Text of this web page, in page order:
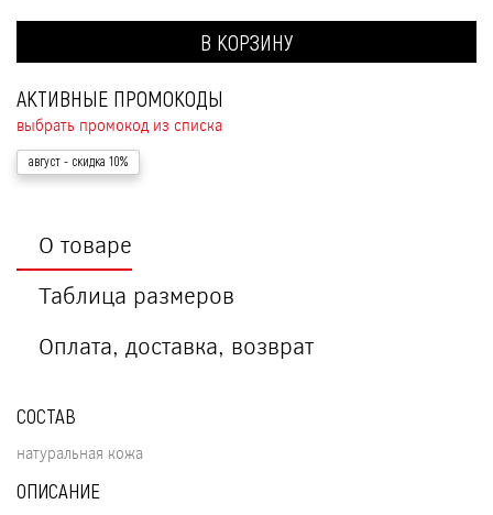
В КОРЗИНУ
АКТИВНЫЕ ПРОМОКОДЫ
выбрать промокод из списка
август - скидка 10%
О товаре
Таблица размеров
Оплата, доставка, возврат
СОСТАВ
натуральная кожа
ОПИСАНИЕ